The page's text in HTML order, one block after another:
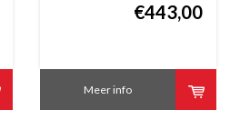
€443,00
Meer info